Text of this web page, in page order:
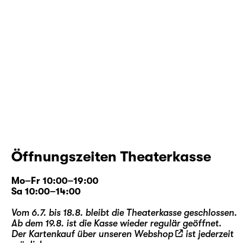
Öffnungszeiten Theaterkasse
Mo–Fr 10:00–19:00
Sa 10:00–14:00
Vom 6.7. bis 18.8. bleibt die Theaterkasse geschlossen.
Ab dem 19.8. ist die Kasse wieder regulär geöffnet.
Der Kartenkauf über unseren Webshop
ist jederzeit